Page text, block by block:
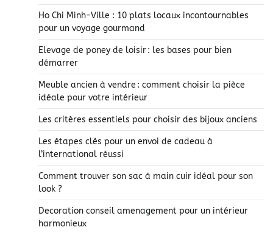
Ho Chi Minh-Ville : 10 plats locaux incontournables
pour un voyage gourmand
Elevage de poney de loisir : les bases pour bien
démarrer
Meuble ancien à vendre : comment choisir la pièce
idéale pour votre intérieur
Les critères essentiels pour choisir des bijoux anciens
Les étapes clés pour un envoi de cadeau à
l’international réussi
Comment trouver son sac à main cuir idéal pour son
look ?
Decoration conseil amenagement pour un intérieur
harmonieux